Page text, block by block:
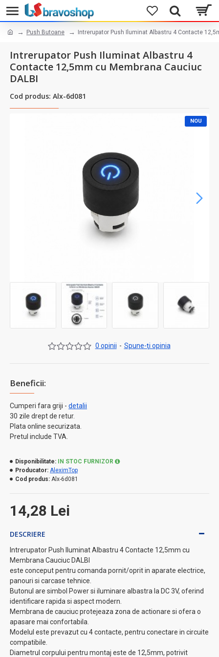
Push Butoane Intrerupator Push Iluminat Albastru 4 Contacte
Intrerupator Push Iluminat Albastru 4
Contacte 12,5mm cu Membrana Cauciuc
DALBI
Cod produs: Alx-6d081
NOU
Beneficii:
Cumperi fara griji - detalii
30 zile drept de retur.
Plata online securizata.
Pretul include TVA.
0 opinii - Spune-ţi opinia
14,28 Lei
Disponibilitate: IN STOC FURNIZOR
Producator: AleximTop
Cod produs: Alx-6d081
DESCRIERE
Intrerupator Push Iluminat Albastru 4 Contacte 12,5mm cu
Membrana Cauciuc DALBI
este conceput pentru comanda pornit/oprit in aparate electrice,
panouri si carcase tehnice.
Butonul are simbol Power si iluminare albastra la DC 3V, oferind
identificare rapida si aspect modern.
Membrana de cauciuc protejeaza zona de actionare si ofera o
apasare mai confortabila.
Modelul este prevazut cu 4 contacte, pentru conectare in circuite
compatibile.
Diametrul corpului pentru montaj este de 12,5mm, potrivit